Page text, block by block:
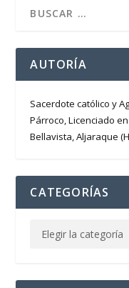
AUTORÍA
Sacerdote católico y
Párroco, Licenciado
Bellavista, Aljaraque
CATEGORÍAS